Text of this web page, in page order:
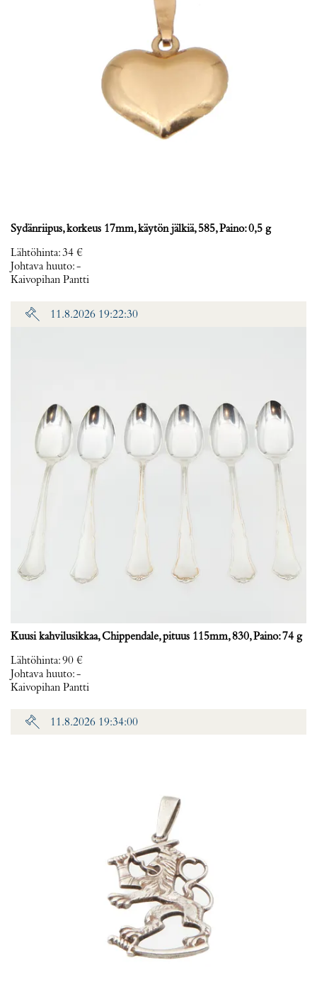
Sydänriipus, korkeus 17mm, käytön jälkiä, 585, Paino: 0,5 g
Lähtöhinta:34 €
Johtava huuto:-
Kaivopihan Pantti
11.8.2026 19:22:30
Kuusi kahvilusikkaa, Chippendale, pituus 115mm, 830, Paino: 74 g
Lähtöhinta:90 €
Johtava huuto:-
Kaivopihan Pantti
11.8.2026 19:34:00